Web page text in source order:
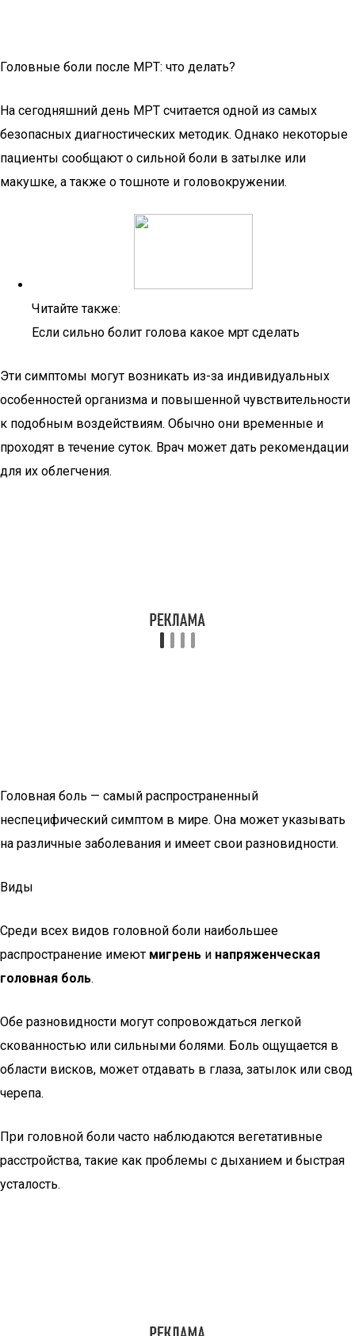
Головные боли после МРТ: что делать?
На сегодняшний день МРТ считается одной из самых
безопасных диагностических методик. Однако некоторые
пациенты сообщают о сильной боли в затылке или
макушке, а также о тошноте и головокружении.
Читайте также:
Если сильно болит голова какое мрт сделать
Эти симптомы могут возникать из-за индивидуальных
особенностей организма и повышенной чувствительности
к подобным воздействиям. Обычно они временные и
проходят в течение суток. Врач может дать рекомендации
для их облегчения.
Головная боль — самый распространенный
неспецифический симптом в мире. Она может указывать
на различные заболевания и имеет свои разновидности.
Виды
Среди всех видов головной боли наибольшее
распространение имеют мигрень и напряженческая
головная боль.
Обе разновидности могут сопровождаться легкой
скованностью или сильными болями. Боль ощущается в
области висков, может отдавать в глаза, затылок или свод
черепа.
При головной боли часто наблюдаются вегетативные
расстройства, такие как проблемы с дыханием и быстрая
усталость.